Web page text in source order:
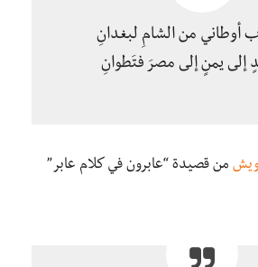
أوطاني من الشامِ لبغدانِ
إلى يمنٍ إلى مصرَ فتَطوانِ
من قصيدة “عابرون في كلام عابر”